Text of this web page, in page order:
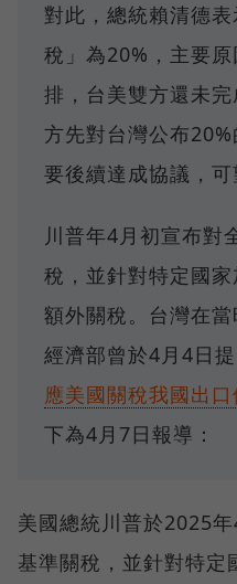
對此，總統賴清德
稅」為20%，主要
排，台美雙方還未
方先對台灣公布
要後續達成協議，可
川普年4月初宣布對
稅，並針對特定國
額外關稅。台灣在當
經濟部曾於4月4日
應美國關稅我國出
下為4月7日報導：
美國總統川普於2025
基準關稅，並針對特定